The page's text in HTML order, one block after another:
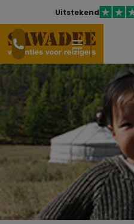
Uitstekend